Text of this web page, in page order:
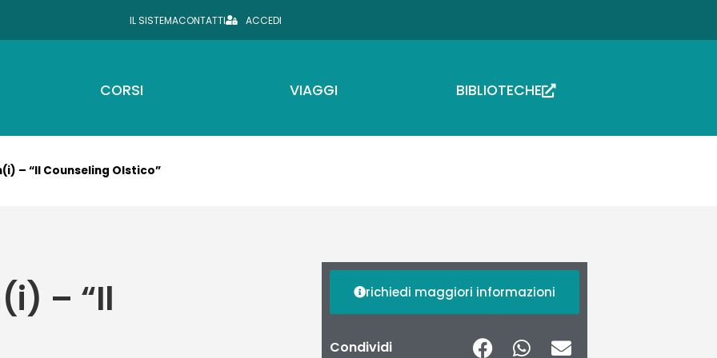
IL SISTEMACONTATTI ACCEDI
CORSI VIAGGI BIBLIOTECHE
– “Il Counseling Olstico”
– “Il richiedi maggiori informazioni
Condividi